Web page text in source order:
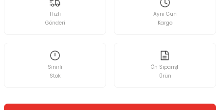
Hızlı
Gönderi
Aynı Gün
Kargo
Sınırlı
Stok
Ön Siparişli
Ürün